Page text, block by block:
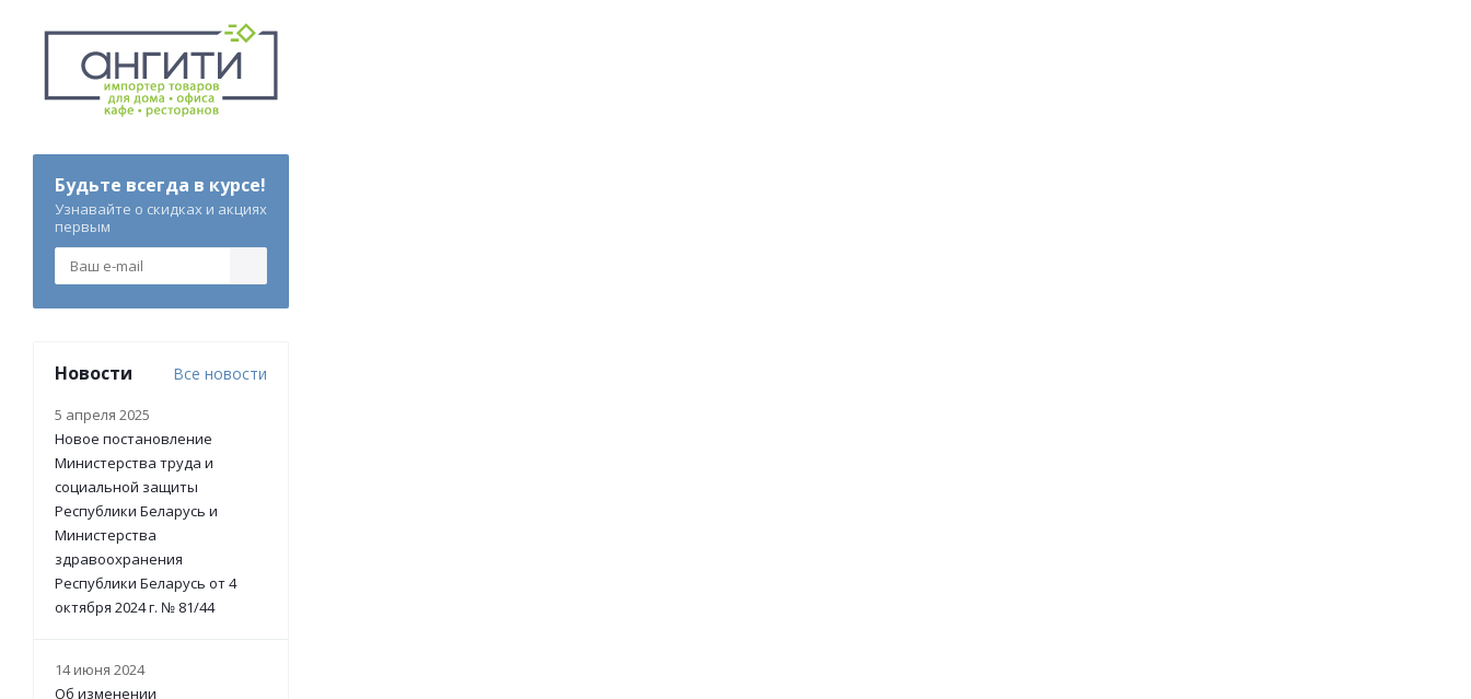
Будьте всегда в курсе!
Узнавайте о скидках и акциях
первым
Новости Все новости
5 апреля 2025
Новое постановление
Министерства труда и
социальной защиты
Республики Беларусь и
Министерства
здравоохранения
Республики Беларусь от 4
октября 2024 г. № 81/44
14 июня 2024
Об изменении